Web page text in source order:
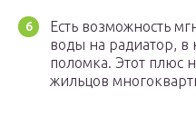
Есть возможность
воды на радиатор,
поломка. Этот плюс
жильцов